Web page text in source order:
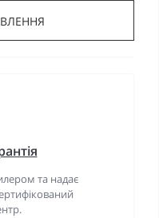
та надає